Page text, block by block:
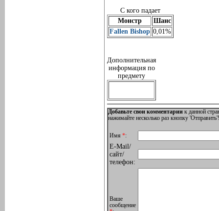
С кого падает
Монстр
Шанс
Fallen Bishop 0,01%
Дополнительная
информация по
предмету
Добавьте свои комментарии к данной
нажимайте несколько раз кнопку
Имя*:
E-Mail/
сайт/
телефон:
Ваше
сообщение